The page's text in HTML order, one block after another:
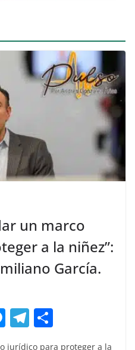
un marco
a la niñez”:
García.
M
e
T
jurídico para proteger a la